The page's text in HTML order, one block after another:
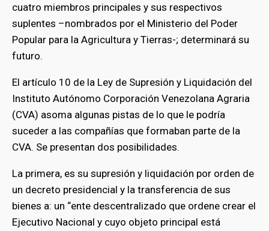
cuatro miembros principales y sus respectivos
suplentes –nombrados por el Ministerio del Poder
Popular para la Agricultura y Tierras-; determinará su
futuro.
El artículo 10 de la Ley de Supresión y Liquidación del
Instituto Autónomo Corporación Venezolana Agraria
(CVA) asoma algunas pistas de lo que le podría
suceder a las compañías que formaban parte de la
CVA. Se presentan dos posibilidades.
La primera, es su supresión y liquidación por orden de
un decreto presidencial y la transferencia de sus
bienes a: un “ente descentralizado que ordene crear el
Ejecutivo Nacional y cuyo objeto principal está